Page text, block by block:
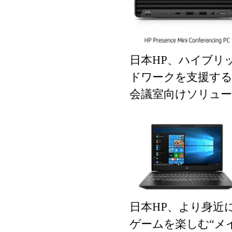
日本HP、ハイブリ
ドワークを支援する
会議室向けソリュー
日本HP、より身近
ゲームを楽しむ“メ